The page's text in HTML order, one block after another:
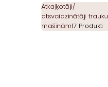
Atkaļķotāji/
atsvaidzinātāji trauku
mašīnām17 Produkti